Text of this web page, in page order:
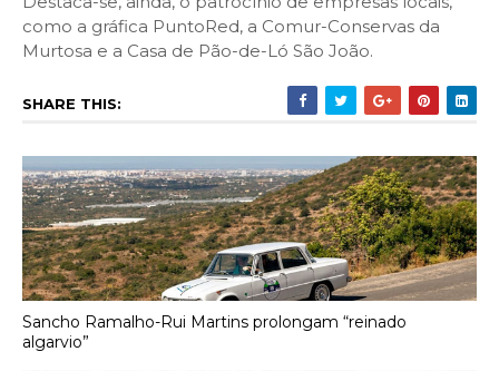
como a gráfica PuntoRed, a Comur-Conservas da
Murtosa e a Casa de Pão-de-Ló São João.
SHARE THIS:
Sancho Ramalho-Rui Martins prolongam “reinado
algarvio”